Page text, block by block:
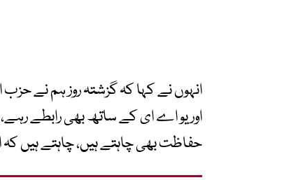
انہوں نے کہا کہ گزشتہ روز ہم نے
اور یو اے ای کے ساتھ بھی رابطے
حفاظت بھی چاہتے ہیں، چاہتے ہیں کہ